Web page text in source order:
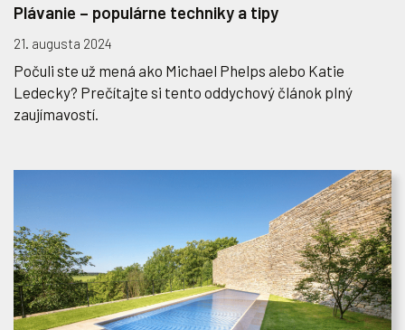
Plávanie – populárne techniky a tipy
21. augusta 2024
Počuli ste už mená ako Michael Phelps alebo Katie
Ledecky? Prečítajte si tento oddychový článok plný
zaujímavostí.